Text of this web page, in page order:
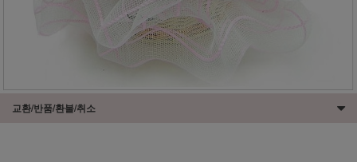
교환/반품/환불/취소